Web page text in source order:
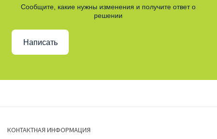
Сообщите, какие нужны изменения и получите ответ о
решении
Написать
КОНТАКТНАЯ ИНФОРМАЦИЯ